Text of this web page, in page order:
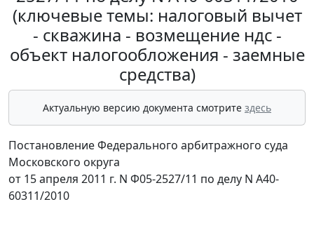
(ключевые темы: налоговый вычет
- скважина - возмещение ндс -
объект налогообложения - заемные
средства)
Актуальную версию документа смотрите здесь
Постановление Федерального арбитражного суда
Московского округа
от 15 апреля 2011 г. N Ф05-2527/11 по делу N А40-
60311/2010